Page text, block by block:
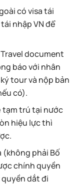
có visa tái
nhập VN để
document
báo với nhân
tour và nộp bản
có).
tạm trú tại nước
hiệu lực thì
(không phải Bố
chính quyền
dắt đi